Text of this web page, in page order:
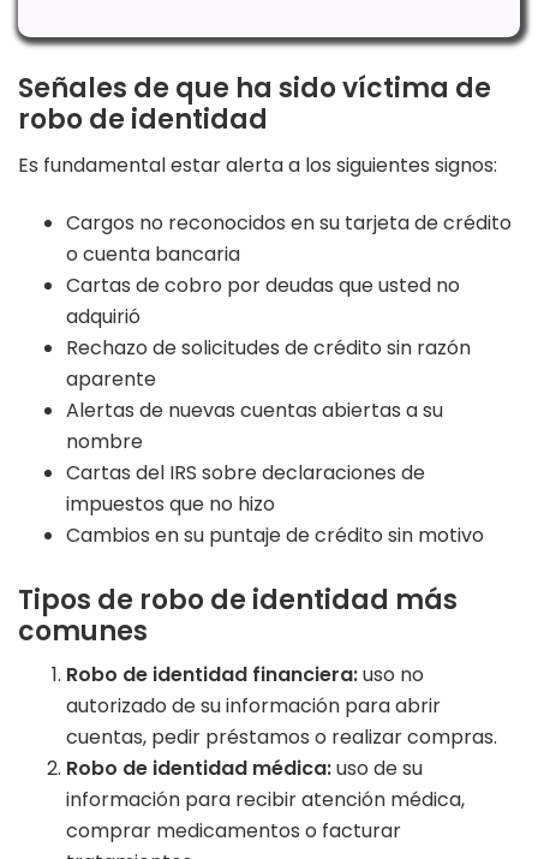
Señales de que ha sido víctima de
robo de identidad
Es fundamental estar alerta a los siguientes signos:
Cargos no reconocidos en su tarjeta de crédito
o cuenta bancaria
Cartas de cobro por deudas que usted no
adquirió
Rechazo de solicitudes de crédito sin razón
aparente
Alertas de nuevas cuentas abiertas a su
nombre
Cartas del IRS sobre declaraciones de
impuestos que no hizo
Cambios en su puntaje de crédito sin motivo
Tipos de robo de identidad más
comunes
Robo de identidad financiera:uso no
autorizado de su información para abrir
cuentas, pedir préstamos o realizar compras.
Robo de identidad médica:uso de su
información para recibir atención médica,
comprar medicamentos o facturar